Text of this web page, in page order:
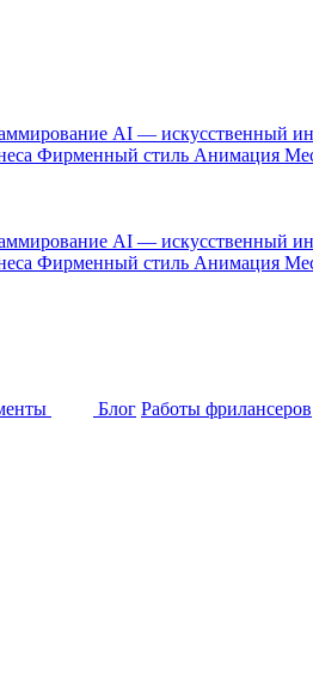
AI — искусственный
Фирменный стиль Анимация
AI — искусственный
Фирменный стиль Анимация
Блог Работы фрилансеров